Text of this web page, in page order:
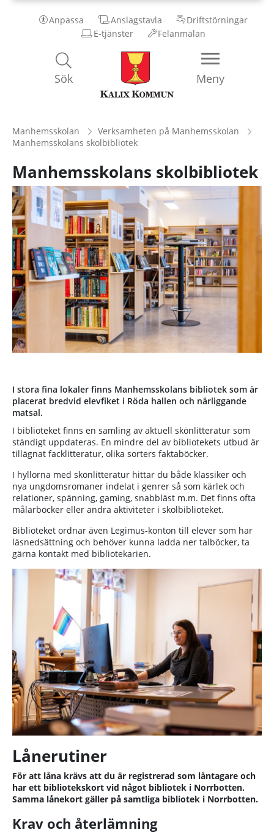
Anpassa Anslagstavla
Driftstörningar
E-tjänster
Felanmälan
Kalix
Kommun
Meny
Sök
Manhemsskolan
Verksamheten på Manhemsskolan
Manhemsskolans skolbibliotek
Manhemsskolans skolbibliotek
I stora fina lokaler finns Manhemsskolans bibliotek som är
placerat bredvid elevfiket i Röda hallen och närliggande
matsal.
I biblioteket finns en samling av aktuell skönlitteratur som
ständigt uppdateras. En mindre del av bibliotekets utbud är
tillägnat facklitteratur, olika sorters faktaböcker.
I hyllorna med skönlitteratur hittar du både klassiker och
nya ungdomsromaner indelat i genrer så som kärlek och
relationer, spänning, gaming, snabbläst m.m. Det finns ofta
målarböcker eller andra aktiviteter i skolbiblioteket.
Biblioteket ordnar även Legimus-konton till elever som har
läsnedsättning och behöver kunna ladda ner talböcker, ta
gärna kontakt med bibliotekarien.
Lånerutiner
För att låna krävs att du är registrerad som låntagare och
har ett bibliotekskort vid något bibliotek i Norrbotten.
Samma lånekort gäller på samtliga bibliotek i Norrbotten.
Krav och återlämning